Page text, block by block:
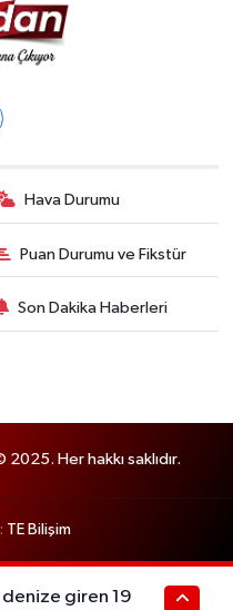
Hava Durumu
Puan Durumu ve Fikstür
Son Dakika Haberleri
Her hakkı saklıdır.
TE Bilişim
denize giren 19